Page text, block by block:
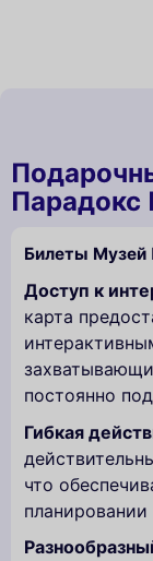
Билеты
Доступ к
карта
постоянно
Гибкая
что